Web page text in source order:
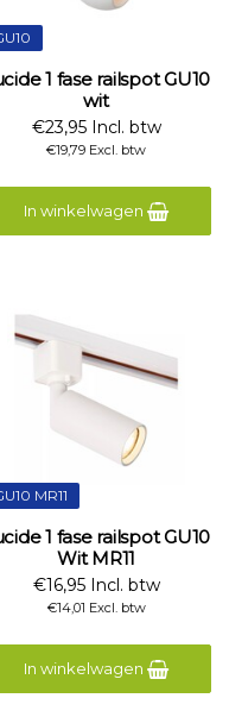
1 fase railspot GU10
wit
€23,95 Incl. btw
€19,79 Excl. btw
In winkelwagen
MR11
1 fase railspot GU10
Wit MR11
€16,95 Incl. btw
€14,01 Excl. btw
In winkelwagen